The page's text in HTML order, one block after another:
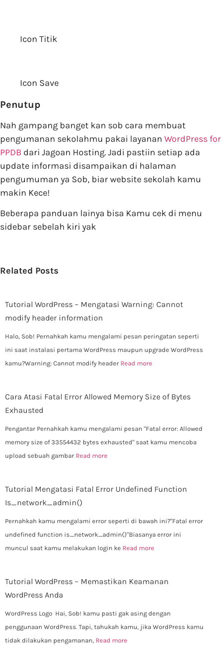
Icon Titik
Icon Save
Penutup
Nah gampang banget kan sob cara membuat
pengumanan sekolahmu pakai layanan WordPress for
PPDB dari Jagoan Hosting. Jadi pastiin setiap ada
update informasi disampaikan di halaman
pengumuman ya Sob, biar website sekolah kamu
makin Kece!
Beberapa panduan lainya bisa Kamu cek di menu
sidebar sebelah kiri yak
Related Posts
Tutorial WordPress – Mengatasi Warning: Cannot
modify header information
Halo, Sob! Pernahkah kamu mengalami pesan peringatan seperti
ini saat instalasi pertama WordPress maupun upgrade WordPress
kamu?Warning: Cannot modify header Read more
Cara Atasi Fatal Error Allowed Memory Size of Bytes
Exhausted
Pengantar Pernahkah kamu mengalami pesan "Fatal error: Allowed
memory size of 33554432 bytes exhausted" saat kamu mencoba
upload sebuah gambar Read more
Tutorial Mengatasi Fatal Error Undefined Function
Is_network_admin()
Pernahkah kamu mengalami error seperti di bawah ini?"Fatal error
undefined function is_network_admin()"Biasanya error ini
muncul saat kamu melakukan login ke Read more
Tutorial WordPress – Memastikan Keamanan
WordPress Anda
WordPress Logo Hai, Sob! kamu pasti gak asing dengan
penggunaan WordPress. Tapi, tahukah kamu, jika WordPress kamu
tidak dilakukan pengamanan, Read more